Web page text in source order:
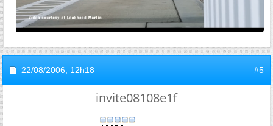
22/08/2006, 12h18 #5
invite08108e1f